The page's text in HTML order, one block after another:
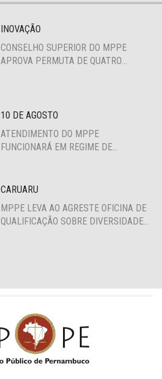
INOVAÇÃO
CONSELHO SUPERIOR DO MPPE
APROVA PERMUTA DE QUATRO
10 DE AGOSTO
ATENDIMENTO DO MPPE
FUNCIONARÁ EM REGIME DE
CARUARU
MPPE LEVA AO AGRESTE OFICINA DE
QUALIFICAÇÃO SOBRE DIVERSIDADE